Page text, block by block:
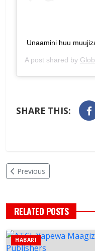
Unaamini huu
A post shared by
SHARE THIS:
Previous
RELATED POSTS
HABARI